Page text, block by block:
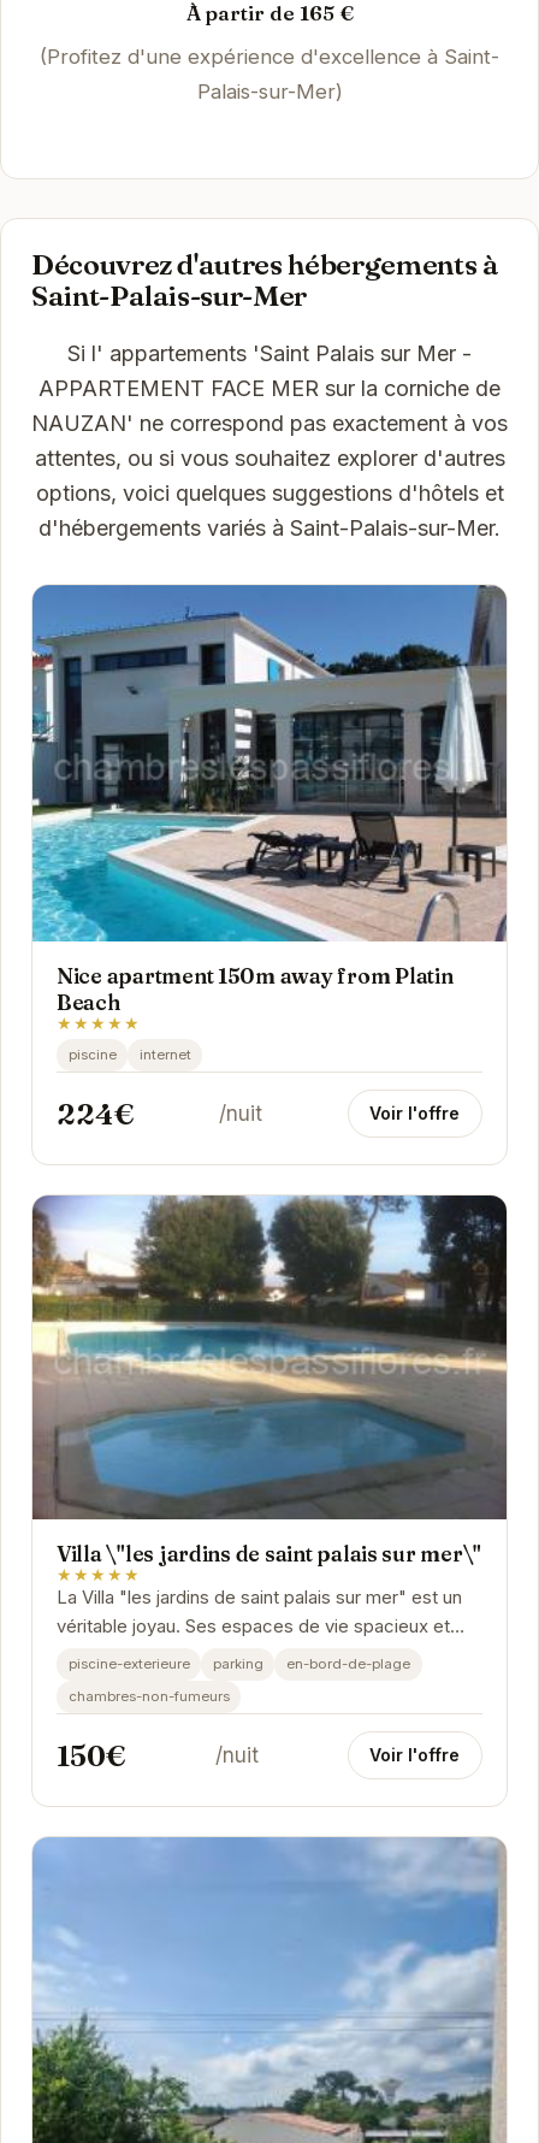
À partir de 165 €
(Profitez d'une expérience d'excellence à Saint-
Palais-sur-Mer)
Découvrez d'autres hébergements à
Saint-Palais-sur-Mer
Si l' appartements 'Saint Palais sur Mer -
APPARTEMENT FACE MER sur la corniche de
NAUZAN' ne correspond pas exactement à vos
attentes, ou si vous souhaitez explorer d'autres
options, voici quelques suggestions d'hôtels et
d'hébergements variés à Saint-Palais-sur-Mer.
Nice apartment 150m away from Platin
Beach
★★★★★
piscine internet
224€ /nuit Voir l'offre
Villa \"les jardins de saint palais sur mer\"
★★★★★
La Villa "les jardins de saint palais sur mer" est un
véritable joyau. Ses espaces de vie spacieux et
lumineux s'ouvrent sur un jardin luxuriant.
piscine-exterieure parking
en-bord-de-plage
chambres-non-fumeurs
150€ /nuit Voir l'offre